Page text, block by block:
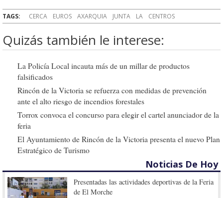
TAGS: CERCA EUROS AXARQUIA JUNTA LA CENTROS
Quizás también le interese:
La Policía Local incauta más de un millar de productos
falsificados
Rincón de la Victoria se refuerza con medidas de prevención
ante el alto riesgo de incendios forestales
Torrox convoca el concurso para elegir el cartel anunciador de la
feria
El Ayuntamiento de Rincón de la Victoria presenta el nuevo Plan
Estratégico de Turismo
Noticias De Hoy
Presentadas las actividades deportivas de la Feria
de El Morche